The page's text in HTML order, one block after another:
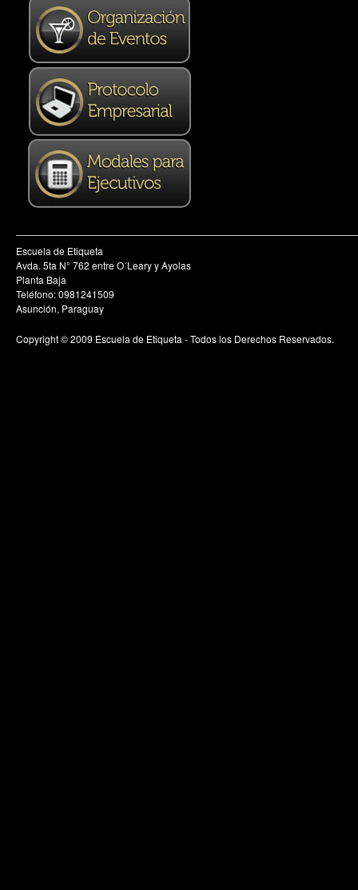
Escuela de Etiqueta
Avda. 5ta N° 762 entre O´Leary y Ayolas
Planta Baja
Teléfono: 0981241509
Asunción, Paraguay
Copyright © 2009 Escuela de Etiqueta - Todos los Derechos Reservados.